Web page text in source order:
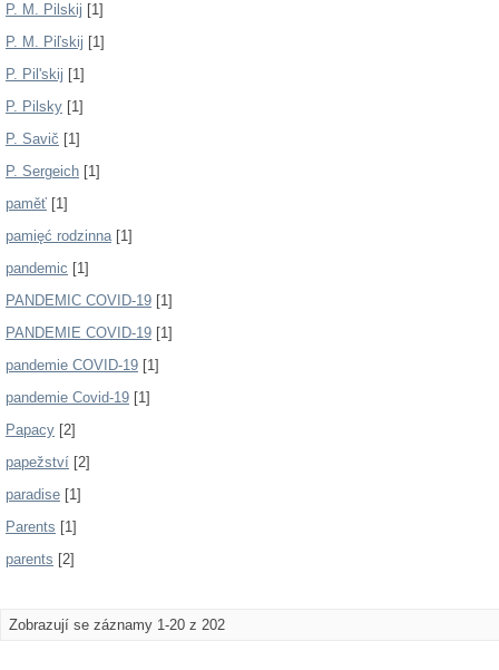
P. M. Pilskij [1]
P. M. Piľskij [1]
P. Pil'skij [1]
P. Pilsky [1]
P. Savič [1]
P. Sergeich [1]
paměť [1]
pamięć rodzinna[1]
pandemic [1]
PANDEMIC COVID-19 [1]
PANDEMIE COVID-19 [1]
pandemie COVID-19 [1]
pandemie Covid-19 [1]
Papacy [2]
papežství [2]
paradise [1]
Parents [1]
parents [2]
Zobrazují se záznamy 1-20 z 202